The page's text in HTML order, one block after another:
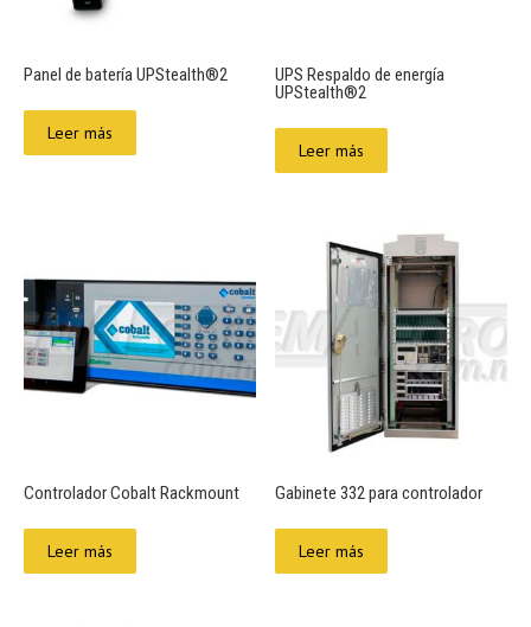
Panel de batería UPStealth®2
Leer más
UPS Respaldo de energía
UPStealth®2
Leer más
Controlador Cobalt Rackmount
Leer más
Gabinete 332 para controlador
Leer más